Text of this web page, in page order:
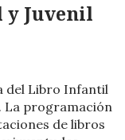
Juvenil
del Libro Infantil
La programación
de libros